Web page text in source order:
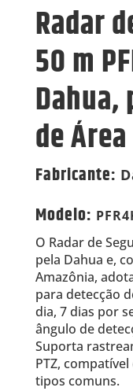
Radar
50 m
Dahua,
de Área
Fabricante:
Modelo:
O Radar de
pela Dahua e,
Amazônia,
para detecção
dia, 7 dias por
ângulo de
Suporta
PTZ,
tipos comuns.